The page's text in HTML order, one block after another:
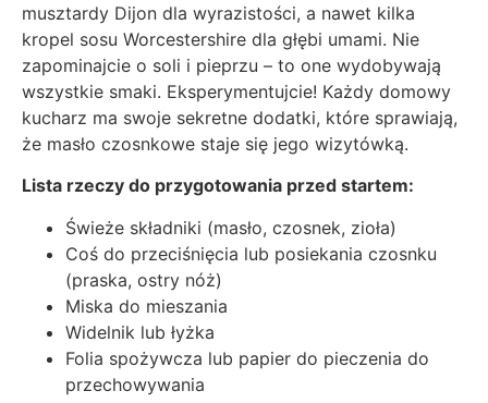
musztardy Dijon dla wyrazistości, a nawet kilka
kropel sosu Worcestershire dla głębi umami. Nie
zapominajcie o soli i pieprzu – to one wydobywają
wszystkie smaki. Eksperymentujcie! Każdy domowy
kucharz ma swoje sekretne dodatki, które sprawiają,
że masło czosnkowe staje się jego wizytówką.
Lista rzeczy do przygotowania przed startem:
Świeże składniki (masło, czosnek, zioła)
Coś do przeciśnięcia lub posiekania czosnku
(praska, ostry nóż)
Miska do mieszania
Widelnik lub łyżka
Folia spożywcza lub papier do pieczenia do
przechowywania